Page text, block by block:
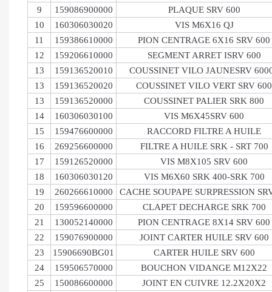
9
159086900000
PLAQUE SRV 600
10
160306030020
VIS M6X16 QJ
11
159386610000
PION CENTRAGE 6X16 SRV 600
12
159206610000
SEGMENT ARRET ISRV 600
13
159136520010
COUSSINET VILO JAUNESRV
13
159136520020
COUSSINET VILO VERT SRV 600
13
159136520000
COUSSINET PALIER SRK 800
14
160306030100
VIS M6X45SRV 600
15
159476600000
RACCORD FILTRE A HUILE
16
269256600000
FILTRE A HUILE SRK - SRT 700
17
159126520000
VIS M8X105 SRV 600
18
160306030120
VIS M6X60 SRK 400-SRK 700
19
260266610000
CACHE SOUPAPE SURPRESSION
20
159596600000
CLAPET DECHARGE SRK 700
21
130052140000
PION CENTRAGE 8X14 SRV 600
22
159076900000
JOINT CARTER HUILE SRV 600
23
15906690BG01
CARTER HUILE SRV 600
24
159506570000
BOUCHON VIDANGE M12X22
25
150086600000
JOINT EN CUIVRE 12.2X20X2